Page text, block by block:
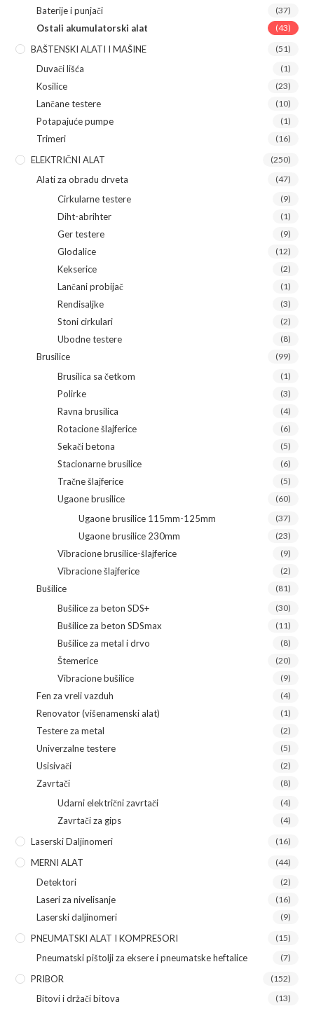
Baterije i punjači (37)
Ostali akumulatorski alat (43)
BAŠTENSKI ALATI I MAŠINE (51)
Duvači lišća (1)
Kosilice (23)
Lančane testere (10)
Potapajuće pumpe (1)
Trimeri (16)
ELEKTRIČNI ALAT (250)
Alati za obradu drveta (47)
Cirkularne testere (9)
Diht-abrihter (1)
Ger testere (9)
Glodalice (12)
Kekserice (2)
Lančani probijač (1)
Rendisaljke (3)
Stoni cirkulari (2)
Ubodne testere (8)
Brusilice (99)
Brusilica sa četkom (1)
Polirke (3)
Ravna brusilica (4)
Rotacione šlajferice (6)
Sekači betona (5)
Stacionarne brusilice (6)
Tračne šlajferice (5)
Ugaone brusilice (60)
Ugaone brusilice 115mm-125mm (37)
Ugaone brusilice 230mm (23)
Vibracione brusilice-šlajferice (9)
Vibracione šlajferice (2)
Bušilice (81)
Bušilice za beton SDS+ (30)
Bušilice za beton SDSmax (11)
Bušilice za metal i drvo (8)
Štemerice (20)
Vibracione bušilice (9)
Fen za vreli vazduh (4)
Renovator (višenamenski alat) (1)
Testere za metal (2)
Univerzalne testere (5)
Usisivači (2)
Zavrtači (8)
Udarni električni zavrtači (4)
Zavrtači za gips (4)
Laserski Daljinomeri (16)
MERNI ALAT (44)
Detektori (2)
Laseri za nivelisanje (16)
Laserski daljinomeri (9)
PNEUMATSKI ALAT I KOMPRESORI (15)
Pneumatski pištolji za eksere i pneumatske heftalice (7)
PRIBOR (152)
Bitovi i držači bitova (13)